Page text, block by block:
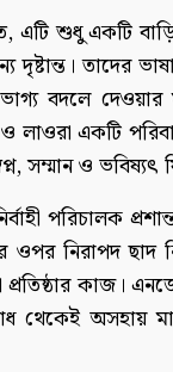
এটি শুধু একটি
তাদের
ভাগ্য বদলে
একটি
সম্মান ও ভবিষ্যৎ
পরিচালক
ওপর নিরাপদ ছাদ
প্রতিষ্ঠার কাজ।
থেকেই অসহায়